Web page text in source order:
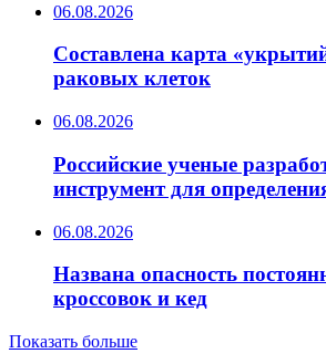
06.08.2026
Составлена карта
раковых клеток
06.08.2026
Российские ученые
инструмент для
06.08.2026
Названа опасность
кроссовок и кед
Показать больше